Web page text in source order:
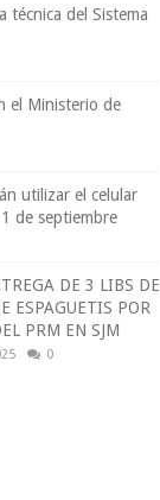
técnica del Sistema
el Ministerio de
utilizar el celular
de septiembre
DE 3 LIBS DE
ESPAGUETIS POR
PRM EN SJM
0